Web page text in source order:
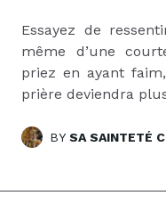
Essayez de
même d’une
priez en ayant
prière deviendra
BY SA SAINTETÉ